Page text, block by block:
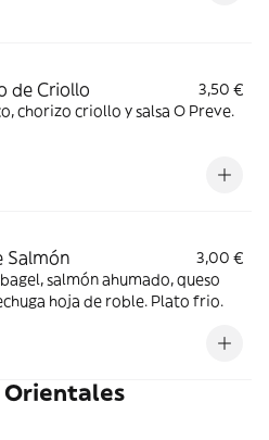
de Criollo
3,50 €
chorizo criollo y salsa O Preve.
Salmón
3,00 €
salmón ahumado, queso
hoja de roble. Plato frio.
Orientales